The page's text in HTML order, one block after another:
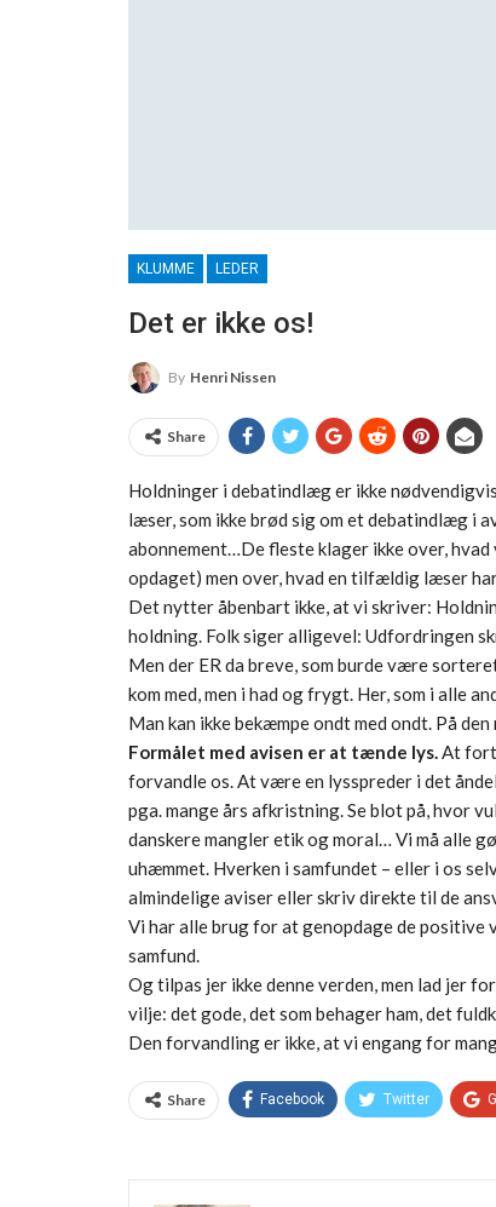
KLUMME LEDER
Det er ikke os!
By Henri Nissen
Share
Holdninger i debatindlæg er ikke
læser, som ikke brød sig om et debatindlæg i
abonnement…De fleste klager ikke over,
opdaget) men over, hvad en tilfældig læser
Det nytter åbenbart ikke, at vi skriver:
holdning. Folk siger alligevel: Udfordringen
Men der ER da breve, som burde være
kom med, men i had og frygt. Her, som i alle
Man kan ikke bekæmpe ondt med ondt. På
Formålet med avisen er at tænde lys.At
forvandle os. At være en lysspreder i det
pga. mange års afkristning. Se blot på, hvor
danskere mangler etik og moral… Vi må alle
uhæmmet. Hverken i samfundet – eller i os
almindelige aviser eller skriv direkte til de
Vi har alle brug for at genopdage de positive
samfund.
Og tilpas jer ikke denne verden, men lad jer
vilje: det gode, det som behager ham, det
Den forvandling er ikke, at vi engang for
Share Facebook Twitter